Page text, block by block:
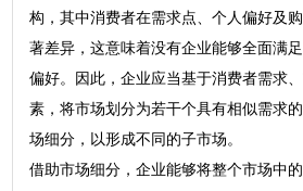
构，其中消费者在需求点、个人偏好及
著差异，这意味着没有企业能够全面满
偏好。因此，企业应当基于消费者需求
素，将市场划分为若干个具有相似需求
场细分，以形成不同的子市场。
借助市场细分，企业能够将整个市场中